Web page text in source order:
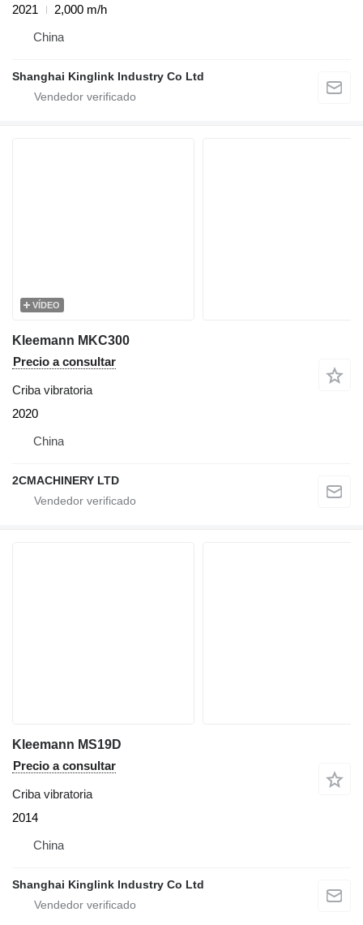
2021
2,000 m/h
China
Shanghai Kinglink Industry Co Ltd
VÍDEO
Kleemann MKC300
Precio a consultar
Criba vibratoria
2020
China
2CMACHINERY LTD
Kleemann MS19D
Precio a consultar
Criba vibratoria
2014
China
Shanghai Kinglink Industry Co Ltd